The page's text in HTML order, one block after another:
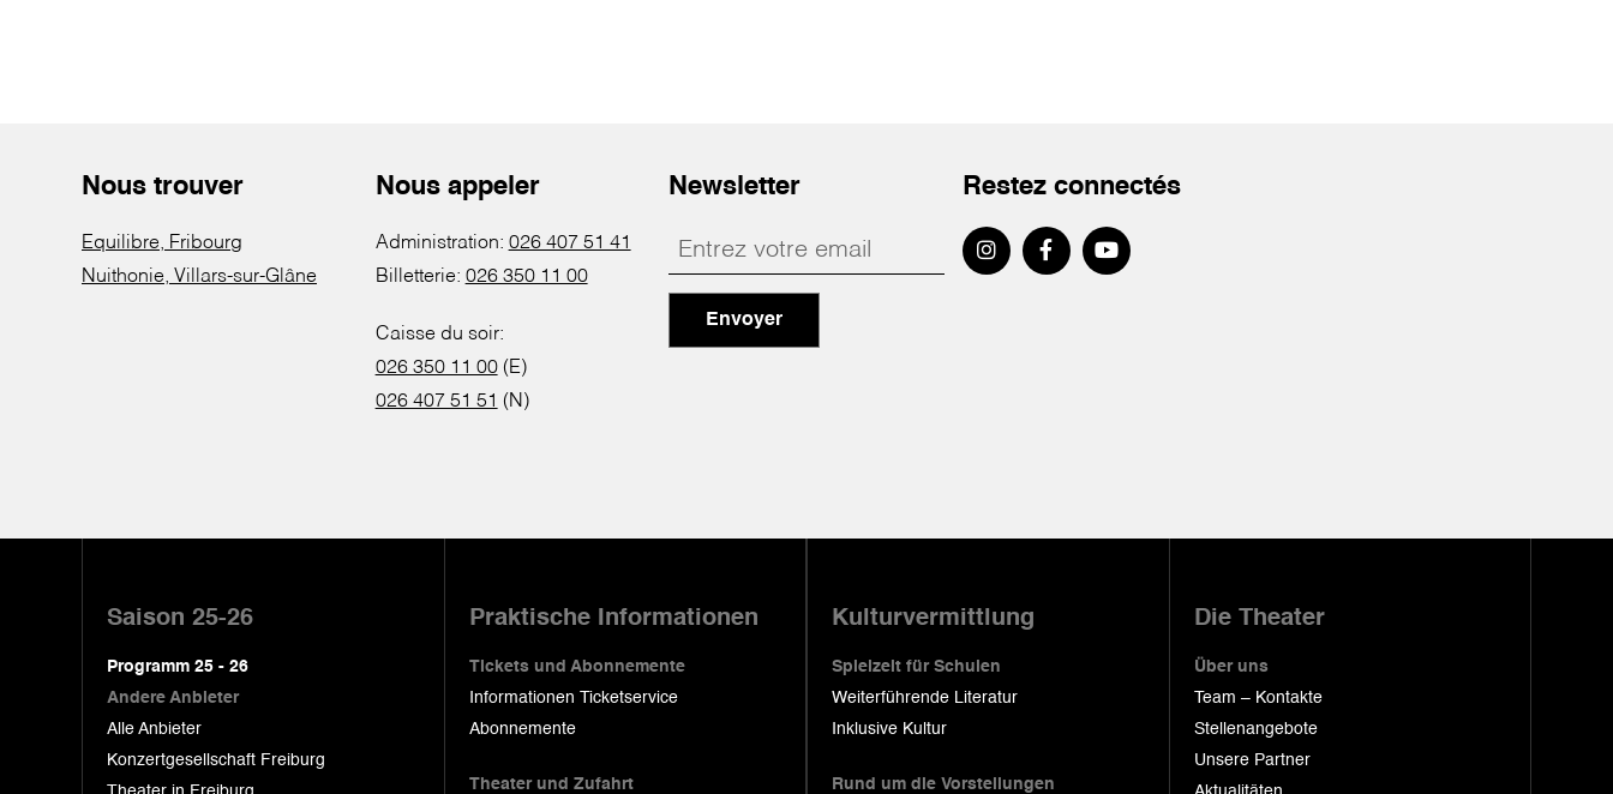
Nous trouver
Equilibre, Fribourg
Nuithonie, Villars-sur-Glâne
Nous appeler
Administration: 026 407 51 41
Billetterie: 026 350 11 00
Caisse du soir:
026 350 11 00(E)
026 407 51 51 (N)
Newsletter
Envoyer
Restez connectés
Saison 25-26
Programm 25 - 26
Andere Anbieter
Alle Anbieter
Konzertgesellschaft Freiburg
Praktische Informationen
Tickets und Abonnemente
Informationen Ticketservice
Abonnemente
Theater und Zufahrt
Kulturvermittlung
Spielzeit für Schulen
Weiterführende Literatur
Inklusive Kultur
Rund um die Vorstellungen
Die Theater
Über uns
Team – Kontakte
Stellenangebote
Unsere Partner